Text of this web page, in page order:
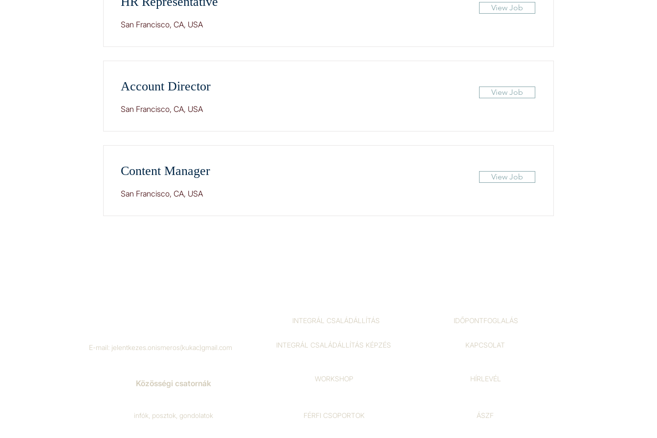
San Francisco, CA, USA
View Job
Account Director
San Francisco, CA, USA
View Job
Content Manager
San Francisco, CA, USA
View Job
E-mail: jelentkezes.onismeros(kukac)gmail.com
Közösségi csatornák
infók, posztok, gondolatok
INTEGRÁL CSALÁDÁLLÍTÁS
INTEGRÁL CSALÁDÁLLÍTÁS KÉPZÉS
WORKSHOP
FÉRFI CSOPORTOK
IDŐPONTFOGLALÁS
KAPCSOLAT
HÍRLEVÉL
ÁSZF